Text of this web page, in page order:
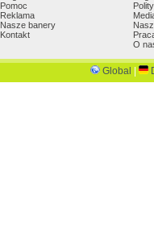
Pomoc
Reklama
Nasze banery
Kontakt
O
Global